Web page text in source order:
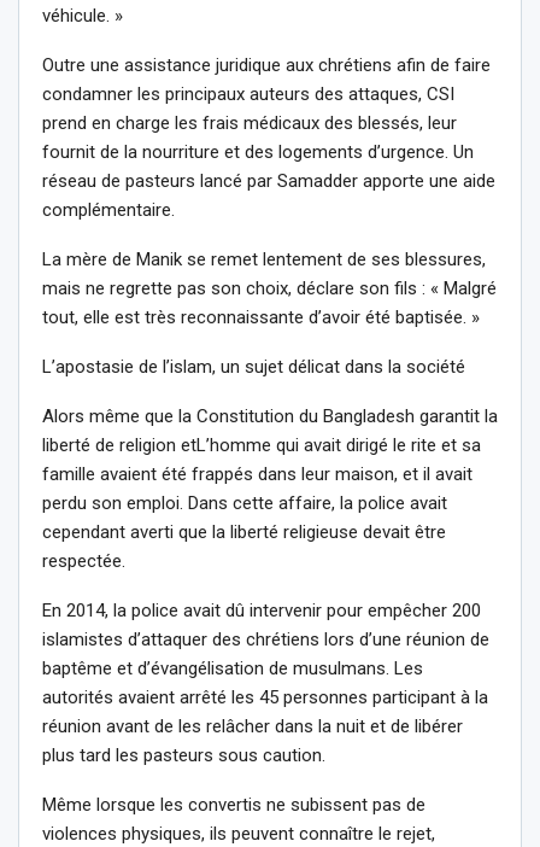
véhicule. »
Outre une assistance juridique aux chrétiens afin de faire
condamner les principaux auteurs des attaques, CSI
prend en charge les frais médicaux des blessés, leur
fournit de la nourriture et des logements d’urgence. Un
réseau de pasteurs lancé par Samadder apporte une aide
complémentaire.
La mère de Manik se remet lentement de ses blessures,
mais ne regrette pas son choix, déclare son fils : « Malgré
tout, elle est très reconnaissante d’avoir été baptisée. »
L’apostasie de l’islam, un sujet délicat dans la société
Alors même que la Constitution du Bangladesh garantit la
liberté de religion etL’homme qui avait dirigé le rite et sa
famille avaient été frappés dans leur maison, et il avait
perdu son emploi. Dans cette affaire, la police avait
cependant averti que la liberté religieuse devait être
respectée.
En 2014, la police avait dû intervenir pour empêcher 200
islamistes d’attaquer des chrétiens lors d’une réunion de
baptême et d’évangélisation de musulmans. Les
autorités avaient arrêté les 45 personnes participant à la
réunion avant de les relâcher dans la nuit et de libérer
plus tard les pasteurs sous caution.
Même lorsque les convertis ne subissent pas de
violences physiques, ils peuvent connaître le rejet,